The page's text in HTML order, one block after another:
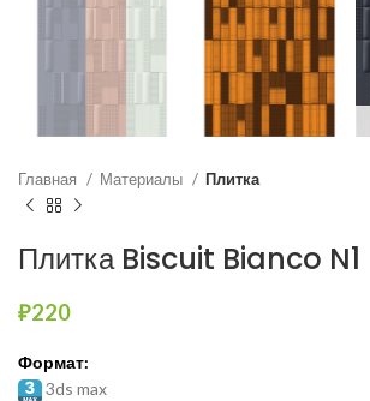
Главная Материалы Плитка
Плитка Biscuit Bianco N1
₽220
Формат:
3ds max